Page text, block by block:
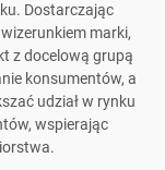
Dostarczając
marki,
z docelową grupą
konsumentów, a
udział w rynku
wspierając